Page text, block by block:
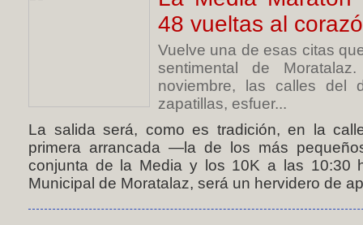
48 vueltas al
Vuelve una de esas citas
sentimental de
noviembre, las calles del
zapatillas, esfuer...
La salida será, como es tradición, en la
primera arrancada —la de los más
conjunta de la Media y los 10K a las 10:30
Municipal de Moratalaz, será un hervidero de